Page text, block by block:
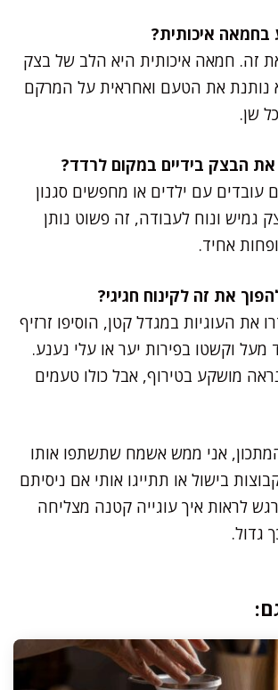
את זה. חמאה איכותית היא הלב של בצק
נותנת את הטעם ואחראית על המרקם
שן.
עובדים עם ילדים או מחפשים סגנון
גמיש ונוח לעבודה, זה פשוט נותן
אחיד.
את העוגיות במגדל קטן, הוסיפו זרזיף
וקשטו בפירות יער או עלי נענע.
מושקע בטירוף, אבל כולו טעמים
אני ממש אשמח שתשתפו אותו
בישול או תתייגו אותי אם ניסיתם
לראות איך עוגייה קטנה מצליחה
גדול.